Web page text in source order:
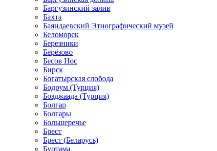
Баргузинский залив
Бахта
Баяндаевский Этнографический музей
Беломорск
Березники
Берёзово
Бесов Нос
Бирск
Богатырская слобода
Бодрум (Турция)
Бозджаада (Турция)
Болгар
Болгары
Большеречье
Брест
Брест (Беларусь)
Буотама